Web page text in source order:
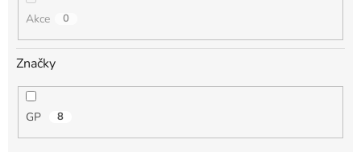
Akce 0
Značky
GP 8